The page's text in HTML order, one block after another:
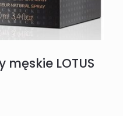
LOTUS